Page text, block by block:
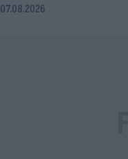
07.08.2026